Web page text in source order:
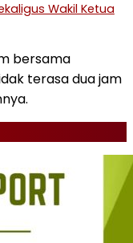
Wakil Ketua
bersama
terasa dua jam